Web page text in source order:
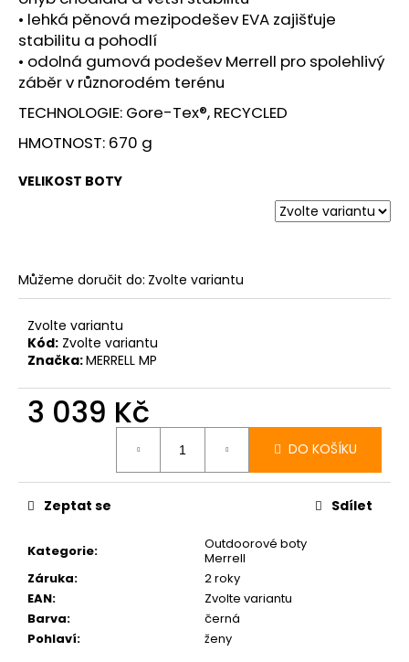
• lehká pěnová mezipodešev EVA zajišťuje
stabilitu a pohodlí
• odolná gumová podešev Merrell pro spolehlivý
záběr v různorodém terénu
TECHNOLOGIE: Gore-Tex®, RECYCLED
HMOTNOST: 670 g
VELIKOST BOTY
Můžeme doručit do: Zvolte variantu
Zvolte variantu
Kód: Zvolte variantu
Značka:MERRELL MP
3 039 Kč
DO KOŠÍKU
Kategorie:
Outdoorové boty
Merrell
Záruka:
2 roky
EAN:
Zvolte variantu
Barva:
černá
Pohlaví: ženy
Zeptat se Sdílet
Kč